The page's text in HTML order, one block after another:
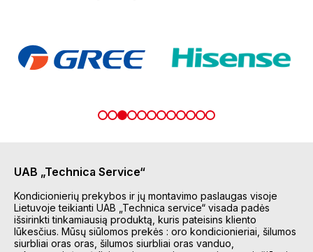
UAB „Technica Service“
Kondicionierių prekybos ir jų montavimo paslaugas visoje
Lietuvoje teikianti UAB „Technica service“ visada padės
išsirinkti tinkamiausią produktą, kuris pateisins kliento
lūkesčius. Mūsų siūlomos prekės : oro kondicionieriai, šilumos
siurbliai oras oras, šilumos siurbliai oras vanduo,